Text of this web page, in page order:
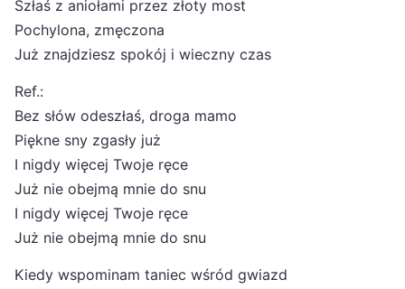
Szłaś z aniołami przez złoty most
Pochylona, zmęczona
Już znajdziesz spokój i wieczny czas
Ref.:
Bez słów odeszłaś, droga mamo
Piękne sny zgasły już
I nigdy więcej Twoje ręce
Już nie obejmą mnie do snu
I nigdy więcej Twoje ręce
Już nie obejmą mnie do snu
Kiedy wspominam taniec wśród gwiazd